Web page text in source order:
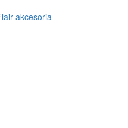
akcesoria